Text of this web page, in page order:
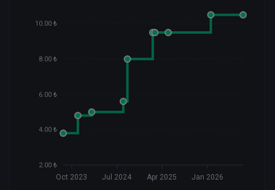
10.00 ₺
8.00 ₺
6.00 ₺
4.00 ₺
2.00 ₺
Oct 2023 Jul 2024 Apr 2025 Jan 2026